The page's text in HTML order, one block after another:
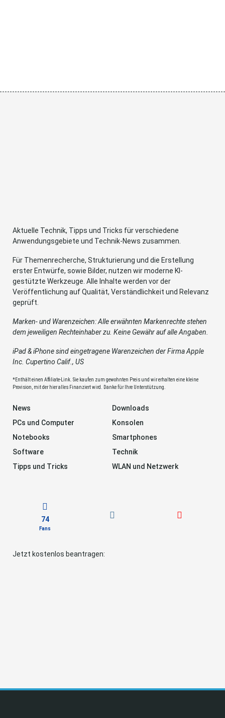
Aktuelle Technik, Tipps und Tricks für verschiedene
Anwendungsgebiete und Technik-News zusammen.
Für Themenrecherche, Strukturierung und die Erstellung
erster Entwürfe, sowie Bilder, nutzen wir moderne KI-
gestützte Werkzeuge. Alle Inhalte werden vor der
Veröffentlichung auf Qualität, Verständlichkeit und Relevanz
geprüft.
Marken- und Warenzeichen: Alle erwähnten Markenrechte stehen
dem jeweiligen Rechteinhaber zu. Keine Gewähr auf alle Angaben.
iPad & iPhone sind eingetragene Warenzeichen der Firma Apple
Inc. Cupertino Calif., US
*Enthält einen Affiliate-Link. Sie kaufen zum gewohnten Preis und wir erhalten eine kleine
Provision, mit der hier alles Finanziert wird. Danke für Ihre Unterstützung.
News
Downloads
PCs und Computer
Konsolen
Notebooks
Smartphones
Software
Technik
Tipps und Tricks
WLAN und Netzwerk
74
Fans
Jetzt kostenlos beantragen: